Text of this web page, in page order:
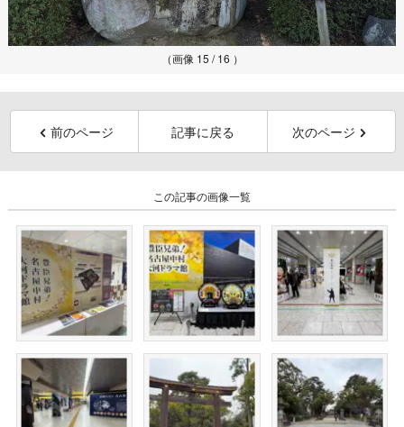
（画像 15 / 16 ）
前のページ 記事に戻る 次のページ
この記事の画像一覧